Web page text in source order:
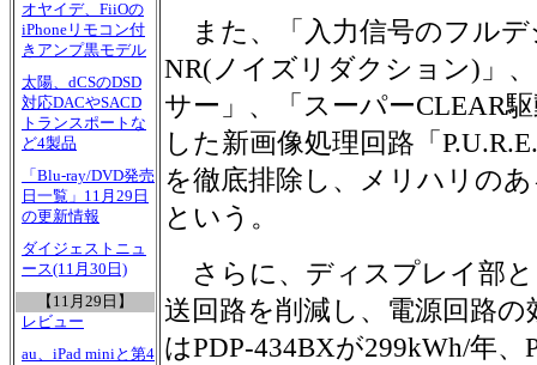
オヤイデ、FiiOの
iPhoneリモコン付
きアンプ黒モデル
太陽、dCSのDSD
対応DACやSACD
トランスポートな
ど4製品
「Blu-ray/DVD発売
日一覧」11月29日
の更新情報
ダイジェストニュ
ース(11月30日)
【11月29日】
レビュー
au、iPad miniと第4
また、「入力信号のフルデ
NR(ノイズリダクション)」
サー」、「スーパーCLEAR
した新画像処理回路「
を徹底排除し、メリハリの
という。
さらに、ディスプレイ部
送回路を削減し、電源回路の
はPDP-434BXが299kWh/年、